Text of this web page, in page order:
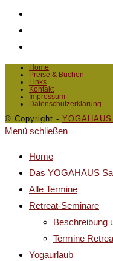
Home
Preise & Buchen
Links
Kontakt
Impressum
Datenschutzerklärung
© Copyright -
Menü schließen
Home
Das YOGAHAUS
Alle Termine
Retreat-Seminare
Beschreibung
Termine
Yogaurlaub